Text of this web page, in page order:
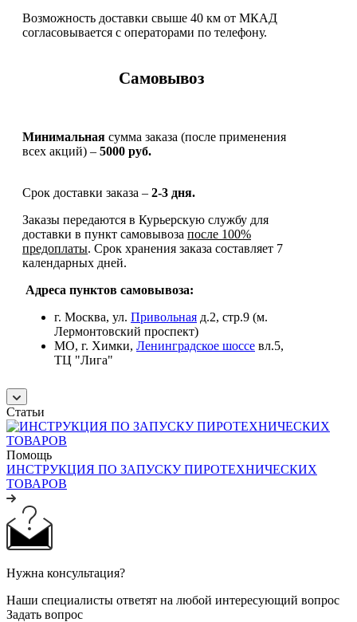
Возможность доставки свыше 40 км от МКАД
согласовывается с операторами по телефону.
Самовывоз
Минимальная сумма заказа (после применения
всех акций) – 5000 руб.
Срок доставки заказа – 2-3 дня.
Заказы передаются в Курьерскую службу для
доставки в пункт самовывоза после 100%
предоплаты. Срок хранения заказа составляет 7
календарных дней.
Адреса пунктов самовывоза:
г. Москва, ул. Привольная д.2, стр.9 (м.
Лермонтовский проспект)
МО, г. Химки, Ленинградское шоссе вл.5,
ТЦ "Лига"
Статьи
Помощь
ИНСТРУКЦИЯ ПО ЗАПУСКУ ПИРОТЕХНИЧЕСКИХ
ТОВАРОВ
Нужна консультация?
Наши специалисты ответят на любой интересующий вопрос
Задать вопрос